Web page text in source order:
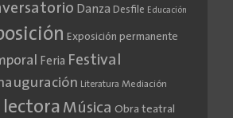
Danza Desfile Educación
Exposición permanente
Feria Festival
Literatura Mediación
lectora Música Obra teatral